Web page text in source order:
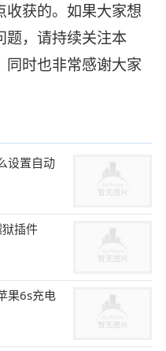
获的。如果大家想
题，请持续关注本
同时也非常感谢大家
设置自动
插件
果6s充电